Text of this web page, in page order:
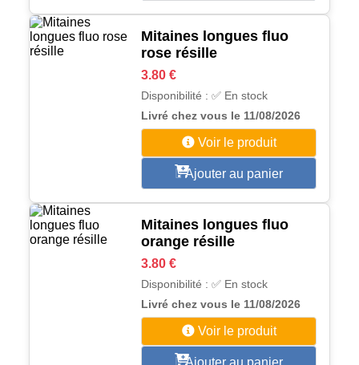
Mitaines longues fluo
rose résille
3.80 €
Disponibilité : ✅ En stock
Livré chez vous le 11/08/2026
Voir le produit
Ajouter au panier
Mitaines longues fluo
orange résille
3.80 €
Disponibilité : ✅ En stock
Livré chez vous le 11/08/2026
Voir le produit
Ajouter au panier